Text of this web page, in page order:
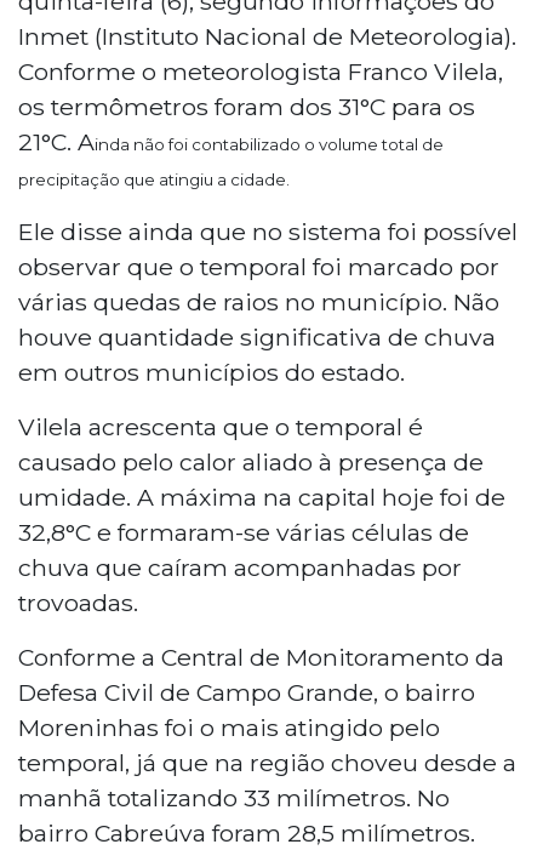
Inmet (Instituto Nacional de Meteorologia).
Conforme o meteorologista Franco Vilela,
os termômetros foram dos 31°C para os
21°C. Ainda não foi contabilizado o volume total de
precipitação que atingiu a cidade.
Ele disse ainda que no sistema foi possível
observar que o temporal foi marcado por
várias quedas de raios no município. Não
houve quantidade significativa de chuva
em outros municípios do estado.
Vilela acrescenta que o temporal é
causado pelo calor aliado à presença de
umidade. A máxima na capital hoje foi de
32,8°C e formaram-se várias células de
chuva que caíram acompanhadas por
trovoadas.
Conforme a Central de Monitoramento da
Defesa Civil de Campo Grande, o bairro
Moreninhas foi o mais atingido pelo
temporal, já que na região choveu desde a
manhã totalizando 33 milímetros. No
bairro Cabreúva foram 28,5 milímetros.